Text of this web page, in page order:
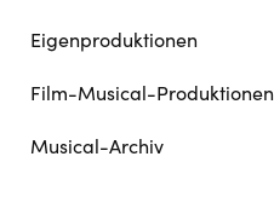
Eigenproduktionen
Film-Musical-Produktionen
Musical-Archiv